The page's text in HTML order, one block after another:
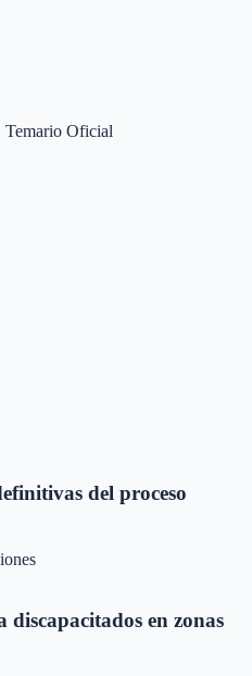
Temario Oficial
del proceso
en zonas